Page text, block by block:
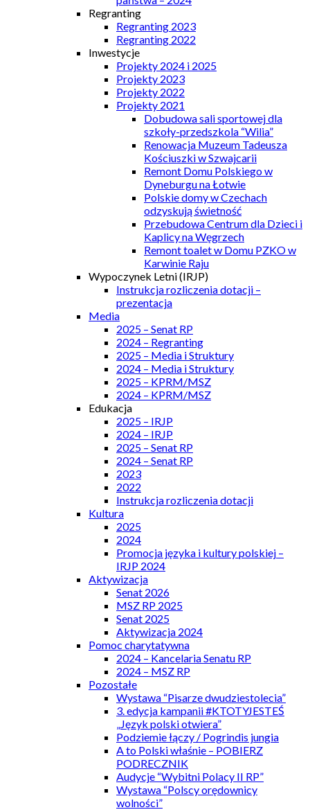
Regranting
Regranting 2023
Regranting 2022
Inwestycje
Projekty 2024 i 2025
Projekty 2023
Projekty 2022
Projekty 2021
Dobudowa sali sportowej dla
szkoły-przedszkola “Wilia”
Renowacja Muzeum Tadeusza
Kościuszki w Szwajcarii
Remont Domu Polskiego w
Dyneburgu na Łotwie
Polskie domy w Czechach
odzyskują świetność
Przebudowa Centrum dla Dzieci i
Kaplicy na Węgrzech
Remont toalet w Domu PZKO w
Karwinie Raju
Wypoczynek Letni (IRJP)
Instrukcja rozliczenia dotacji –
prezentacja
Media
2025 – Senat RP
2024 – Regranting
2025 – Media i Struktury
2024 – Media i Struktury
2025 – KPRM/MSZ
2024 – KPRM/MSZ
Edukacja
2025 – IRJP
2024 – IRJP
2025 – Senat RP
2024 – Senat RP
2023
2022
Instrukcja rozliczenia dotacji
Kultura
2025
2024
Promocja języka i kultury polskiej –
IRJP 2024
Aktywizacja
Senat 2026
MSZ RP 2025
Senat 2025
Aktywizacja 2024
Pomoc charytatywna
2024 – Kancelaria Senatu RP
2024 – MSZ RP
Pozostałe
Wystawa “Pisarze dwudziestolecia”
3. edycja kampanii #KTOTYJESTEŚ
„Język polski otwiera”
Podziemie łączy / Pogrindis jungia
A to Polski właśnie – POBIERZ
PODRECZNIK
Audycje “Wybitni Polacy II RP”
Wystawa “Polscy orędownicy
wolności”